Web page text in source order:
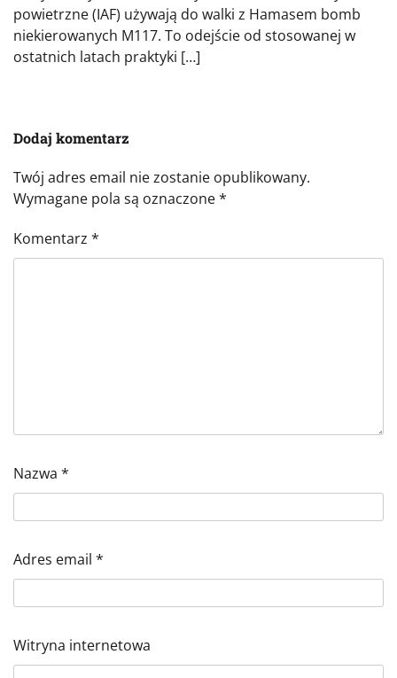
powietrzne (IAF) używają do walki z Hamasem bomb
niekierowanych M117. To odejście od stosowanej w
ostatnich latach praktyki […]
Dodaj komentarz
Twój adres email nie zostanie opublikowany.
Wymagane pola są oznaczone*
Komentarz *
Nazwa *
Adres email *
Witryna internetowa